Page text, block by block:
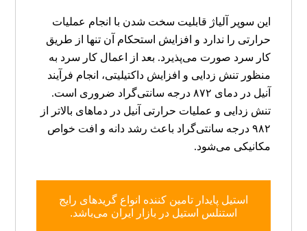
این سوپر آلیاژ قابلیت سخت شدن با انجام عملیات
حرارتی را ندارد و افزایش استحکام آن تنها از طریق
کار سرد صورت می‌پذیرد. بعد از اعمال کار سرد به
منظور تنش زدایی و افزایش داکتیلیتی، انجام فرآیند
آنیل در دمای ۸۷۲ درجه سانتی‌گراد ضروری است.
تنش زدایی و عملیات حرارتی آنیل در دماهای بالاتر از
۹۸۲ درجه سانتی‌گراد باعث رشد دانه و افت خواص
مکانیکی می‌شود.
استیل پایدار تامین کننده انواع گریدهای رایج
استنلس استیل در بازار ایران می‌باشد.